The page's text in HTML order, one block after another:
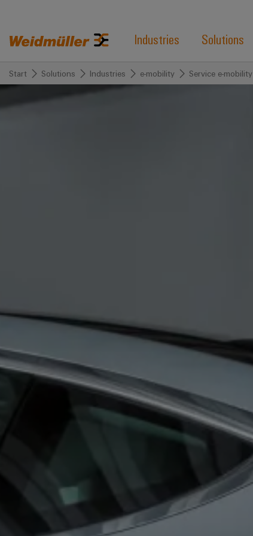
Industries Solutions
Start Solutions Industries e-mobility Service e-mobility